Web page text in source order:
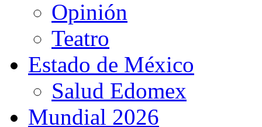
Opinión
Teatro
Estado de México
Salud Edomex
Mundial 2026